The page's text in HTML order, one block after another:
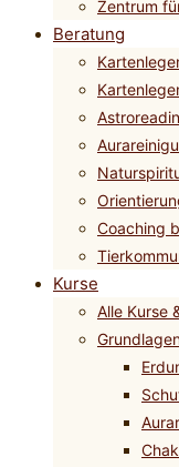
Zentrum
Beratung
Coaching
Kurse
Alle Kurse